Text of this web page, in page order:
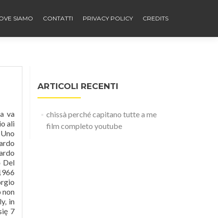
SIAMO CONTATTI PRIVACY POLICY CREDITS
d’amore nel 1968 mai si sarebbe immaginato di… News. CDs & … Del Turco - L'importante E'.mid. 'http':'https';if(!d.getElementById(id)){js=d.createElement(s);js.id=id;js.src=p+'://platform.twitter.com/widgets.js';fjs.parentNode.insertBefore(js,fjs);}}(document, 'script', 'twitter-wjs'); admin_italiacanora Dom Giu 28, 2015 5:27 pm, adm
ARTICOLI RECENTI
chissà perché capitano tutte a me
film completo youtube